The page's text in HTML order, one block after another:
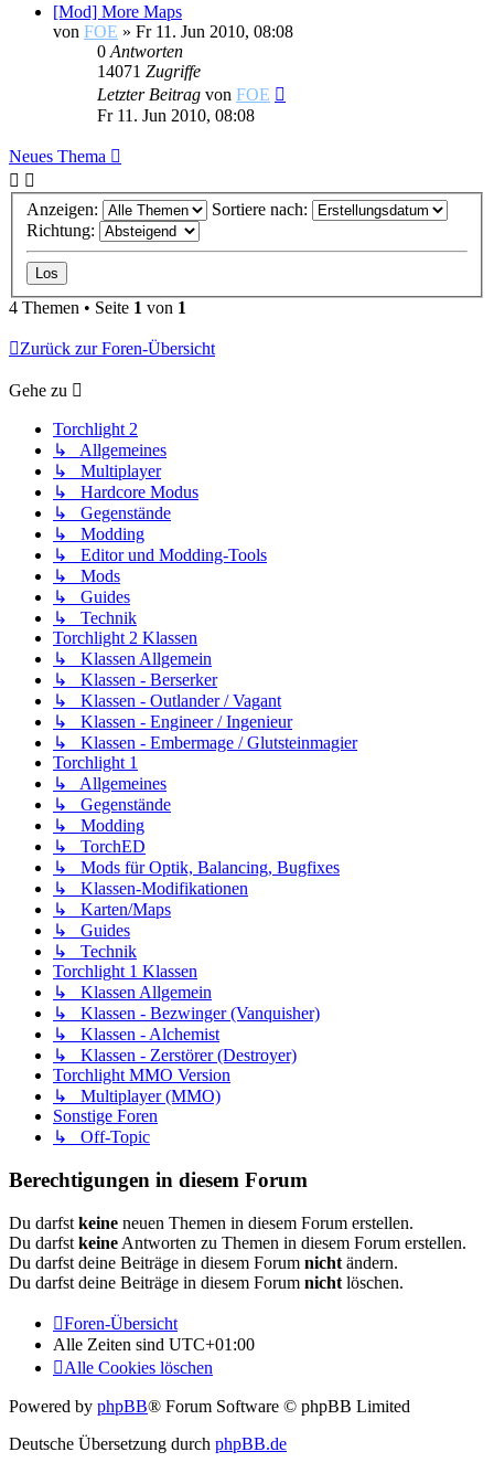
[Mod] More Maps
von FOE » Fr 11. Jun 2010, 08:08
0 Antworten
14071 Zugriffe
Letzter Beitrag von FOE
Fr 11. Jun 2010, 08:08
Neues Thema
Anzeigen:
Sortiere nach:
Richtung:
4 Themen • Seite 1 von 1
Zurück zur Foren-Übersicht
Gehe zu
Torchlight 2
↳ Allgemeines
↳ Multiplayer
↳ Hardcore Modus
↳ Gegenstände
↳ Modding
↳ Editor und Modding-Tools
↳ Mods
↳ Guides
↳ Technik
Torchlight 2 Klassen
↳ Klassen Allgemein
↳ Klassen - Berserker
↳ Klassen - Outlander / Vagant
↳ Klassen - Engineer / Ingenieur
↳ Klassen - Embermage / Glutsteinmagier
Torchlight 1
↳ Allgemeines
↳ Gegenstände
↳ Modding
↳ TorchED
↳ Mods für Optik, Balancing, Bugfixes
↳ Klassen-Modifikationen
↳ Karten/Maps
↳ Guides
↳ Technik
Torchlight 1 Klassen
↳ Klassen Allgemein
↳ Klassen - Bezwinger (Vanquisher)
↳ Klassen - Alchemist
↳ Klassen - Zerstörer (Destroyer)
Torchlight MMO Version
↳ Multiplayer (MMO)
Sonstige Foren
↳ Off-Topic
Berechtigungen in diesem Forum
Du darfst keine neuen Themen in diesem Forum erstellen.
Du darfst keine Antworten zu Themen in diesem Forum erstellen.
Du darfst deine Beiträge in diesem Forum nicht ändern.
Du darfst deine Beiträge in diesem Forum nicht löschen.
Foren-Übersicht
Alle Zeiten sind UTC+01:00
Alle Cookies löschen
Powered by phpBB® Forum Software © phpBB Limited
Deutsche Übersetzung durch phpBB.de